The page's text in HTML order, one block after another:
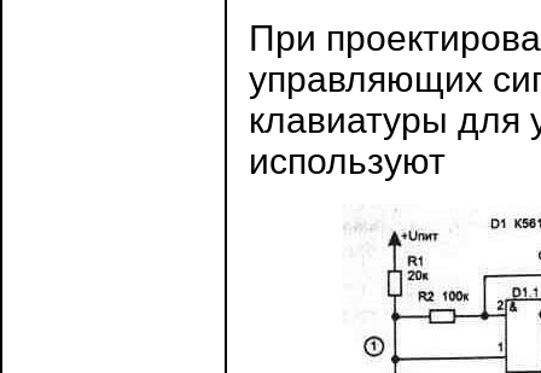
При
управляющих
клавиатуры для
используют